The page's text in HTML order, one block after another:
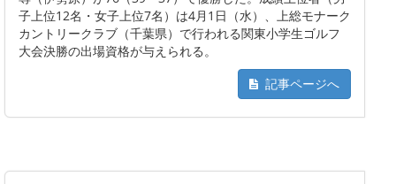
子上位12名・女子上位7名）は4月1日（水）、上総モナーク
カントリークラブ（千葉県）で行われる関東小学生ゴルフ
大会決勝の出場資格が与えられる。
記事ページへ